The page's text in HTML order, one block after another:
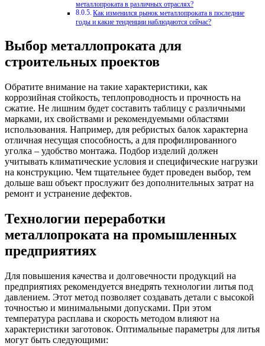
металлопроката в различных отраслях?
Как изменился рынок металлопроката в последние
годы и какие тенденции наблюдаются сейчас?
Выбор металлопроката для
строительных проектов
Обратите внимание на такие характеристики, как
коррозийная стойкость, теплопроводность и прочность на
сжатие. Не лишним будет составить таблицу с различными
марками, их свойствами и рекомендуемыми областями
использования. Например, для ребристых балок характерна
отличная несущая способность, а для профилированного
уголка – удобство монтажа. Подбор изделий должен
учитывать климатические условия и специфические нагрузки
на конструкцию. Чем тщательнее будет проведен выбор, тем
дольше ваш объект прослужит без дополнительных затрат на
ремонт и устранение дефектов.
Технологии переработки
металлопроката на промышленных
предприятиях
Для повышения качества и долговечности продукций на
предприятиях рекомендуется внедрять технологии литья под
давлением. Этот метод позволяет создавать детали с высокой
точностью и минимальными допусками. При этом
температура расплава и скорость методом влияют на
характеристики заготовок. Оптимальные параметры для литья
могут быть следующими: